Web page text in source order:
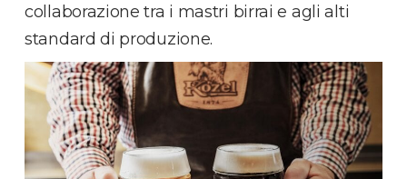
collaborazione tra i mastri birrai e agli alti
standard di produzione.